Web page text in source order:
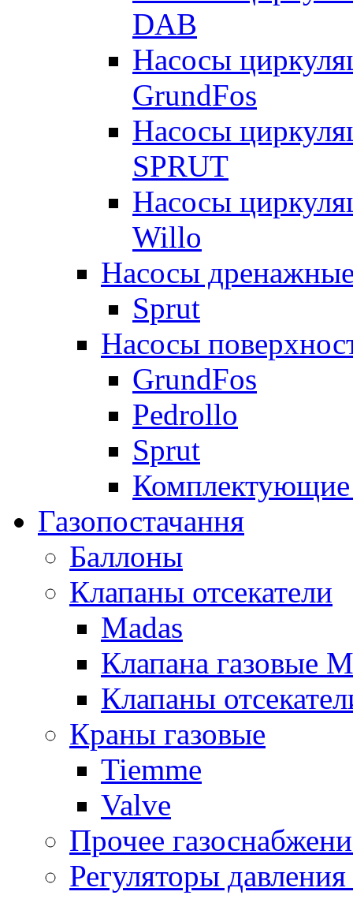
DAB
Насосы
GrundFos
Насосы
SPRUT
Насосы
Willo
Насосы
Sprut
Насосы
GrundFos
Pedrollo
Sprut
Комплектующие
Газопостачання
Баллоны
Клапаны отсекатели
Madas
Клапана газовые
Клапаны
Краны газовые
Tiemme
Valve
Прочее
Регуляторы давления